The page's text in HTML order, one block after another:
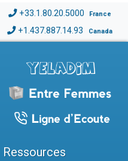
+33.1.80.20.5000 France
+1.437.887.14.93 Canada
Ressources